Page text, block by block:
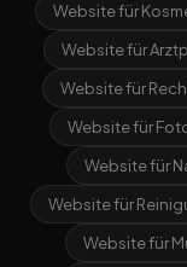
Website für
Website für
Website für
Website für
Website für
Website für
Website für